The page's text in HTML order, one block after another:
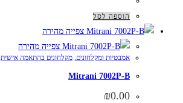
הוספה לסל
צפייה מהירה
צפייה מהירה
אמבטיות ומקלחונים, מקלחונים בהתאמה אישית
Mitrani 7002P-B
₪0.00